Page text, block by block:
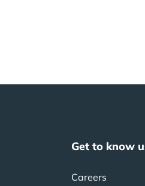
Get to know
Careers